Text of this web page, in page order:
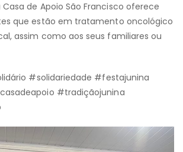
de Apoio São Francisco oferece
que estão em tratamento oncológico
assim como aos seus familiares ou
#solidariedade #festajunina
#tradiçãojunina